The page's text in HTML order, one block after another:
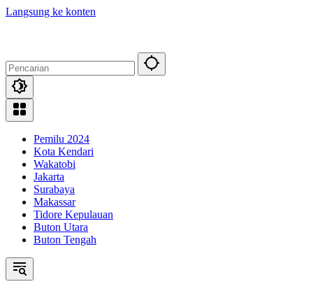
Langsung ke konten
Pemilu 2024
Kota Kendari
Wakatobi
Jakarta
Surabaya
Makassar
Tidore Kepulauan
Buton Utara
Buton Tengah